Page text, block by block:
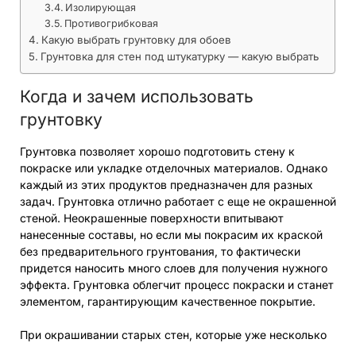
Изолирующая
Противогрибковая
Какую выбрать грунтовку для обоев
Грунтовка для стен под штукатурку — какую выбрать
Когда и зачем использовать
грунтовку
Грунтовка позволяет хорошо подготовить стену к
покраске или укладке отделочных материалов. Однако
каждый из этих продуктов предназначен для разных
задач. Грунтовка отлично работает с еще не окрашенной
стеной. Неокрашенные поверхности впитывают
нанесенные составы, но если мы покрасим их краской
без предварительного грунтования, то фактически
придется наносить много слоев для получения нужного
эффекта. Грунтовка облегчит процесс покраски и станет
элементом, гарантирующим качественное покрытие.
При окрашивании старых стен, которые уже несколько